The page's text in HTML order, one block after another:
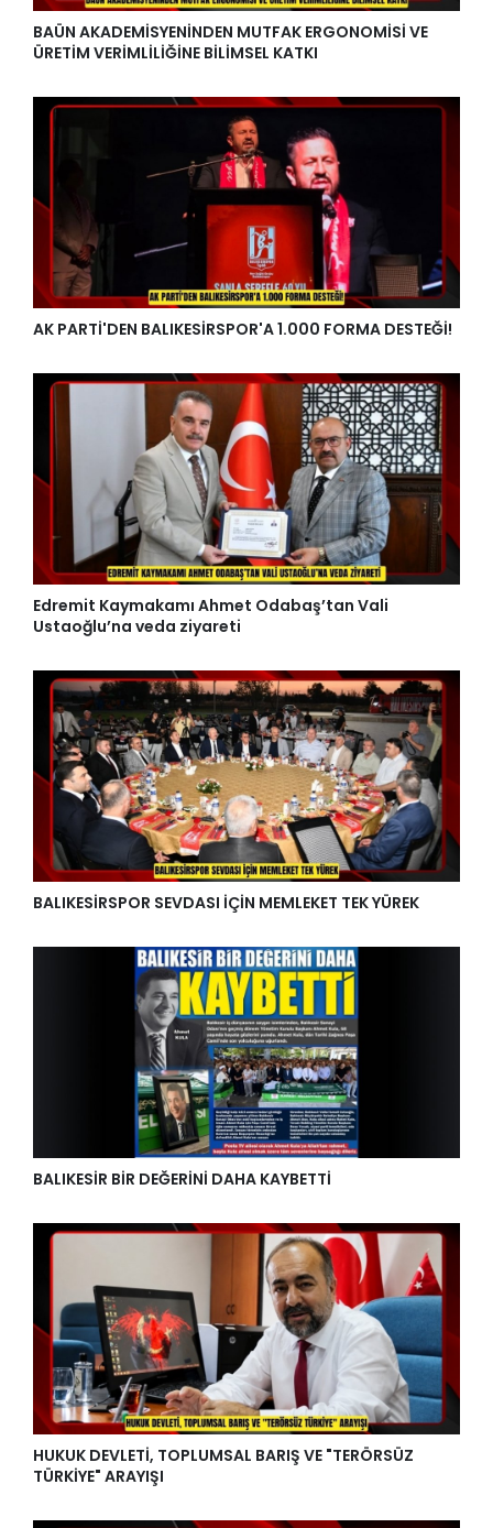
BAÜN AKADEMİSYENİNDEN MUTFAK ERGONOMİSİ VE
ÜRETİM VERİMLİLİĞİNE BİLİMSEL KATKI
AK PARTİ'DEN BALIKESİRSPOR'A 1.000 FORMA DESTEĞİ!
Edremit Kaymakamı Ahmet Odabaş’tan Vali
Ustaoğlu’na veda ziyareti
BALIKESİRSPOR SEVDASI İÇİN MEMLEKET TEK YÜREK
BALIKESİR BİR DEĞERİNİ DAHA KAYBETTİ
HUKUK DEVLETİ, TOPLUMSAL BARIŞ VE "TERÖRSÜZ
TÜRKİYE" ARAYIŞI